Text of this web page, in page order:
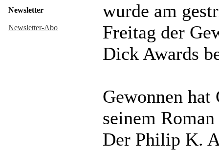
Newsletter
Newsletter-Abo
wurde am
Freitag der
Dick Awards
Gewonnen
seinem
Der Philip K.